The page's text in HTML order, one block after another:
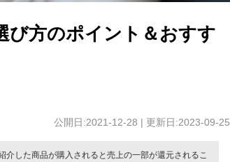
び方のポイント＆おすす
公開日:2021-12-28 | 更新日:2023-09-25
した商品が購入されると売上の一部が還元されるこ